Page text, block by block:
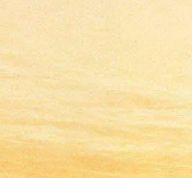
направлена
экспедиция для
Пальмиры